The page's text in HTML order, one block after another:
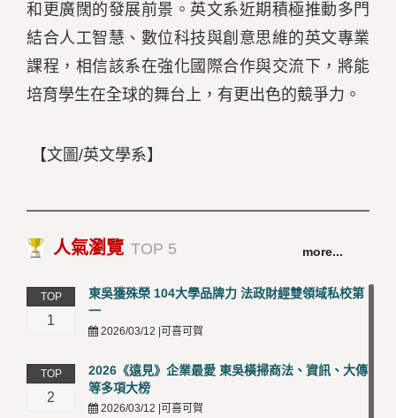
和更廣闊的發展前景。英文系近期積極推動多門
結合人工智慧、數位科技與創意思維的英文專業
課程，相信該系在強化國際合作與交流下，將能
培育學生在全球的舞台上，有更出色的競爭力。
【文圖/英文學系】
人氣瀏覽 TOP 5 more...
TOP
1
東吳獲殊榮 104大學品牌力 法政財經雙領域私校第
一
2026/03/12 |可喜可賀
TOP
2
2026《遠見》企業最愛 東吳橫掃商法、資訊、大傳
等多項大榜
2026/03/12 |可喜可賀